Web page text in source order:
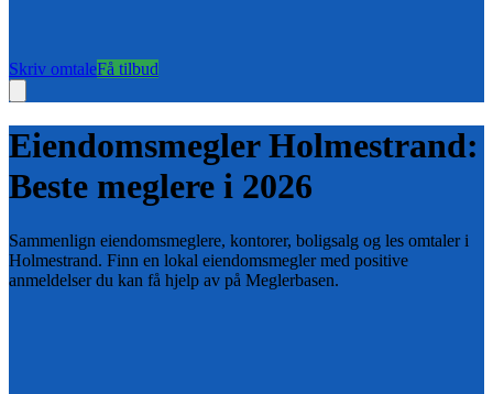
Skriv omtaleFå tilbud
EiendomsmeglerHolmestrand:
Beste meglere i 2026
Sammenlign eiendomsmeglere, kontorer, boligsalg og les omtaler i
Holmestrand. Finn en lokal eiendomsmegler med positive
anmeldelser du kan få hjelp av på Meglerbasen.